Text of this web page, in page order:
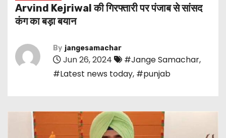
Arvind Kejriwal की गिरफ्तारी पर पंजाब से सांसद
कंग का बड़ा बयान
By jangesamachar
Jun 26, 2024 #Jange Samachar,
#Latest news today, #punjab